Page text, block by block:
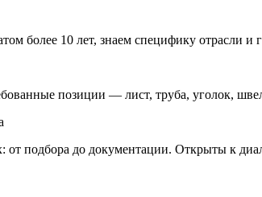
более 10 лет, знаем специфику отрасли и
позиции — лист, труба, уголок,
от подбора до документации. Открыты к